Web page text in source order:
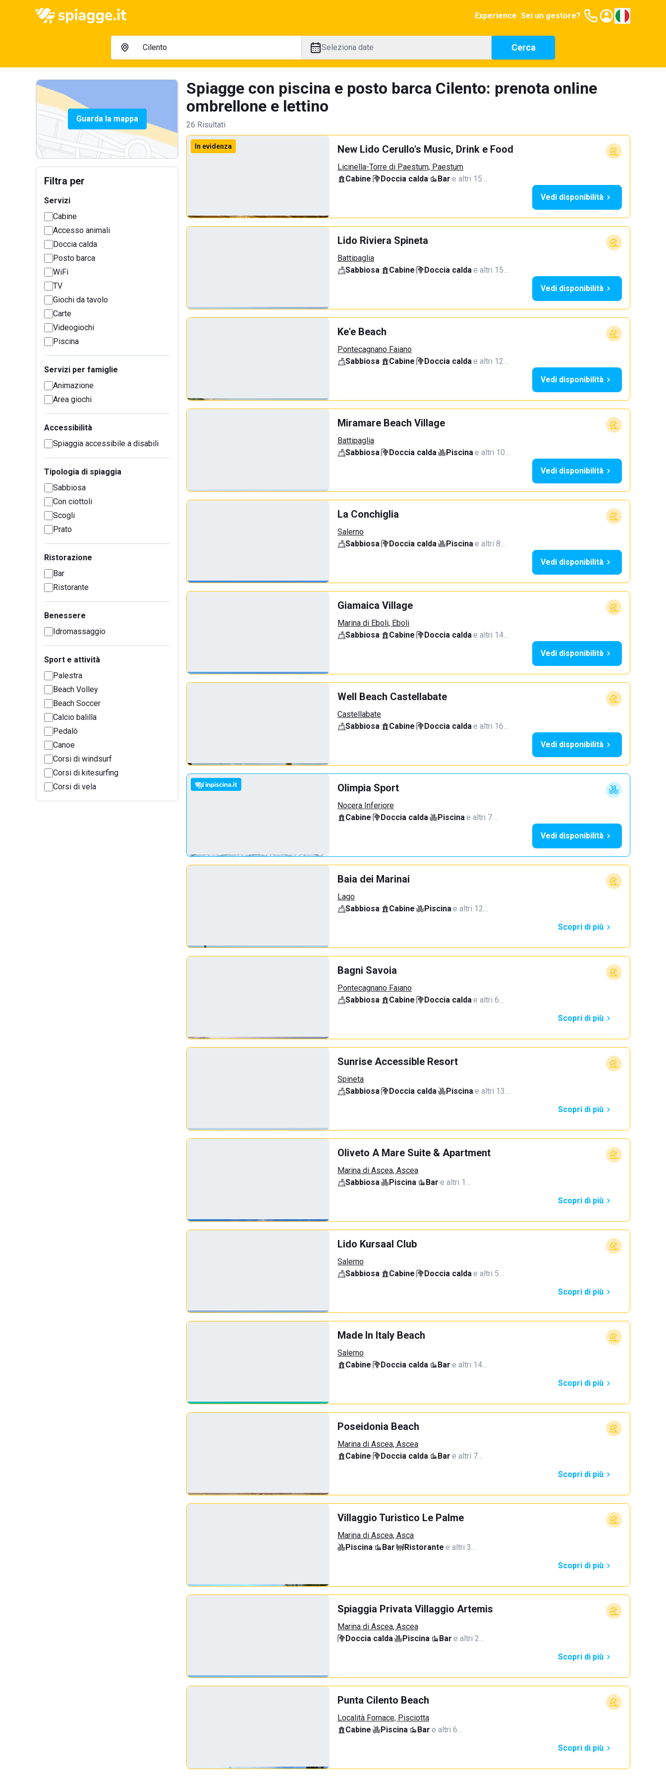
Experience Sei un gestore?
Seleziona date Cerca
Guarda la mappa
Filtra per
Servizi
Cabine
Accesso animali
Doccia calda
Posto barca
WiFi
TV
Giochi da tavolo
Carte
Videogiochi
Piscina
Servizi per famiglie
Animazione
Area giochi
Accessibilità
Spiaggia accessibile a disabili
Tipologia di spiaggia
Sabbiosa
Con ciottoli
Scogli
Prato
Ristorazione
Bar
Ristorante
Benessere
Idromassaggio
Sport e attività
Palestra
Beach Volley
Beach Soccer
Calcio balilla
Pedalò
Canoe
Corsi di windsurf
Corsi di kitesurfing
Corsi di vela
Spiagge con piscina e posto barca Cilento: prenota online
ombrellone e lettino
26 Risultati
In evidenza New Lido Cerullo's Music, Drink e Food
Licinella-Torre di Paestum, Paestum
Cabine· Doccia calda· Bar·e altri 15…
Vedi disponibilità
Lido Riviera Spineta
Battipaglia
Sabbiosa· Cabine· Doccia calda·e altri 15…
Vedi disponibilità
Ke'e Beach
Pontecagnano Faiano
Sabbiosa· Cabine· Doccia calda·e altri 12…
Vedi disponibilità
Miramare Beach Village
Battipaglia
Sabbiosa· Doccia calda· Piscina·e altri 10…
Vedi disponibilità
La Conchiglia
Salerno
Sabbiosa· Doccia calda· Piscina·e altri 8…
Vedi disponibilità
Giamaica Village
Marina di Eboli, Eboli
Sabbiosa· Cabine· Doccia calda·e altri 14…
Vedi disponibilità
Well Beach Castellabate
Castellabate
Sabbiosa· Cabine· Doccia calda·e altri 16…
Vedi disponibilità
Olimpia Sport
Nocera Inferiore
Cabine· Doccia calda· Piscina·e altri 7…
Vedi disponibilità
Baia dei Marinai
Lago
Sabbiosa· Cabine· Piscina·e altri 12…
Scopri di più
Bagni Savoia
Pontecagnano Faiano
Sabbiosa· Cabine· Doccia calda·e altri 6…
Scopri di più
Sunrise Accessible Resort
Spineta
Sabbiosa· Doccia calda· Piscina·e altri 13…
Scopri di più
Oliveto A Mare Suite & Apartment
Marina di Ascea, Ascea
Sabbiosa· Piscina· Bar·e altri 1…
Scopri di più
Lido Kursaal Club
Salerno
Sabbiosa· Cabine· Doccia calda·e altri 5…
Scopri di più
Made In Italy Beach
Salerno
Cabine· Doccia calda· Bar·e altri 14…
Scopri di più
Poseidonia Beach
Marina di Ascea, Ascea
Cabine· Doccia calda· Bar·e altri 7…
Scopri di più
Villaggio Turistico Le Palme
Marina di Ascea, Asca
Piscina· Bar· Ristorante·e altri 3…
Scopri di più
Spiaggia Privata Villaggio Artemis
Marina di Ascea, Ascea
Doccia calda· Piscina· Bar·e altri 2…
Scopri di più
Punta Cilento Beach
Località Fornace, Pisciotta
Cabine· Piscina· Bar·e altri 6…
Scopri di più